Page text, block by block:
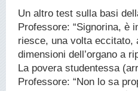
Un altro test sulla basi
Professore: “Signorina, è
riesce, una volta eccitato,
dimensioni dell’organo a
La povera studentessa
Professore: “Non lo sa